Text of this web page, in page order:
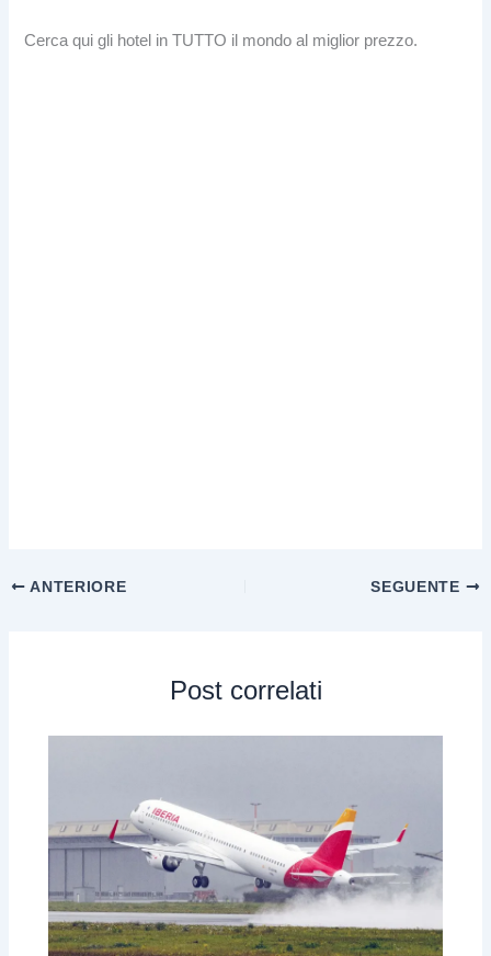
Cerca qui gli hotel in TUTTO il mondo al miglior prezzo.
ANTERIORE SEGUENTE
Post correlati